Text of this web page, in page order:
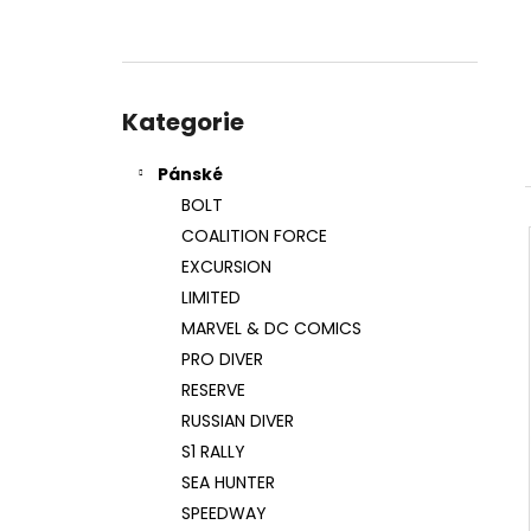
kategorie
Kategorie
Pánské
BOLT
COALITION FORCE
EXCURSION
LIMITED
MARVEL & DC COMICS
PRO DIVER
RESERVE
RUSSIAN DIVER
S1 RALLY
SEA HUNTER
SPEEDWAY